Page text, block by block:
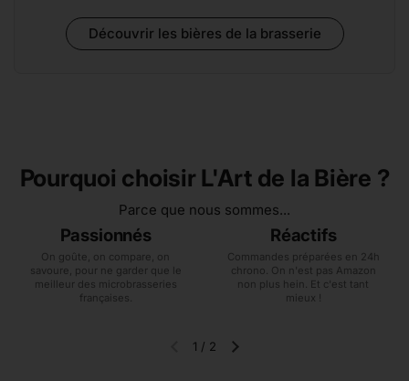
Découvrir les bières de la brasserie
Pourquoi choisir L'Art de la Bière ?
Parce que nous sommes...
Passionnés
On goûte, on compare, on
savoure, pour ne garder que le
meilleur des microbrasseries
françaises.
Réactifs
Commandes préparées en 24h
chrono. On n'est pas Amazon
non plus hein. Et c'est tant
mieux !
Diapositive précédente
Diapositive suivante
1 / 2